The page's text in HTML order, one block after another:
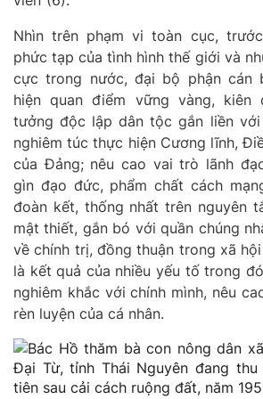
Nhìn trên phạm vi toàn cục,
phức tạp của tình hình thế giới và
cực trong nước, đại bộ phận cán
hiện quan điểm vững vàng, kiên
tưởng độc lập dân tộc gắn liền với
nghiêm túc thực hiện Cương lĩnh,
của Đảng; nêu cao vai trò lãnh
gìn đạo đức, phẩm chất cách
đoàn kết, thống nhất trên nguyên
mật thiết, gắn bó với quần chúng
về chính trị, đồng thuận trong xã
là kết quả của nhiều yếu tố trong
nghiêm khắc với chính mình, nêu
rèn luyện của cá nhân.